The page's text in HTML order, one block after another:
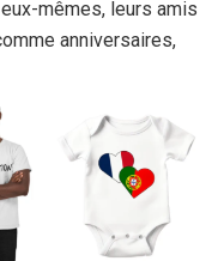
mêmes, leurs amis
anniversaires,